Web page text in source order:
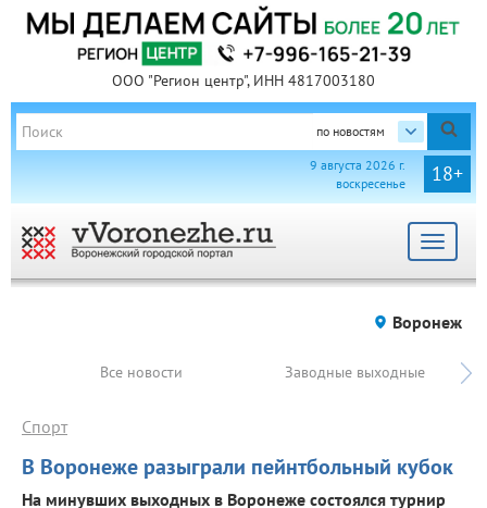
ООО "Регион центр", ИНН 4817003180
по новостям
18+
9 августа 2026 г.
воскресенье
Toggle
Воронеж
Все новости Заводные выходные
В Воронеже разыграли пейнтбольный кубок
Спорт
На минувших выходных в Воронеже состоялся турнир